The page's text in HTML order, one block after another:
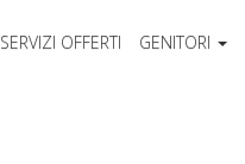
SERVIZI OFFERTI GENITORI